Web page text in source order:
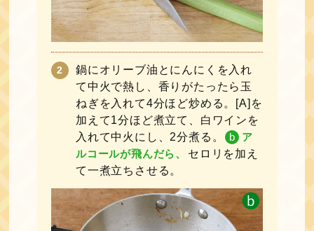
鍋にオリーブ油とにんにくを入れ
て中火で熱し、香りがたったら玉
ねぎを入れて4分ほど炒める。[A]を
加えて1分ほど煮立て、白ワインを
入れて中火にし、2分煮る。
b
ア
ルコールが飛んだら、
セロリを加え
て一煮立ちさせる。